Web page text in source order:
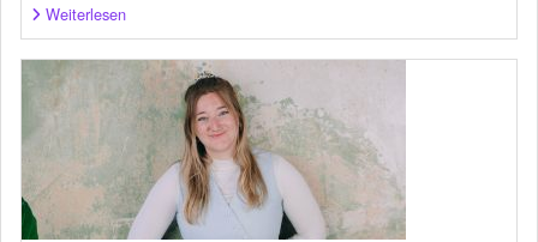
Weiterlesen